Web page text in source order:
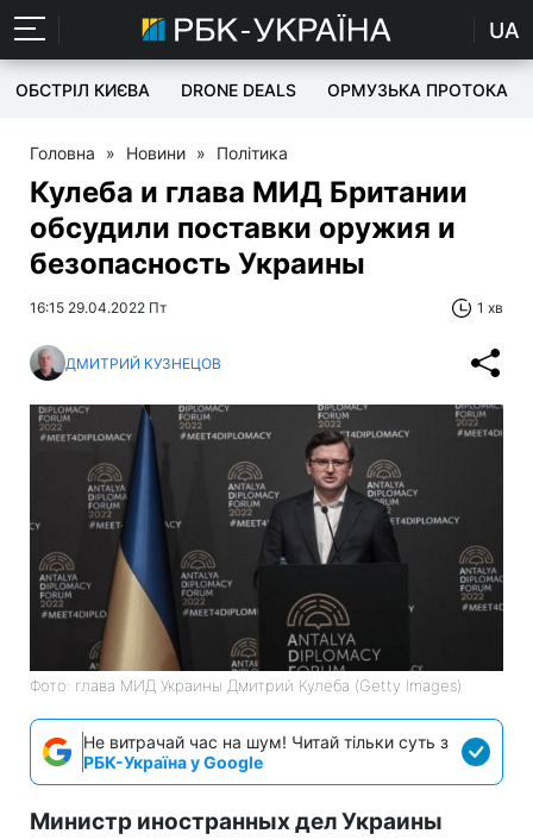
UA
ОБСТРІЛ КИЄВА DRONE DEALS ОРМУЗЬКА ПРОТОКА
Головна » Новини » Політика
Кулеба и глава МИД Британии
обсудили поставки оружия и
безопасность Украины
16:15 29.04.2022 Пт 1 хв
ДМИТРИЙ КУЗНЕЦОВ
Фото: глава МИД Украины Дмитрий Кулеба (Getty Images)
Не витрачай час на шум! Читай тільки суть з
РБК-Україна у Google
Министр иностранных дел Украины